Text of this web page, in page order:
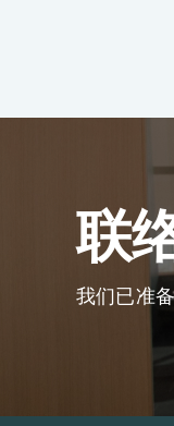
联
我们已准